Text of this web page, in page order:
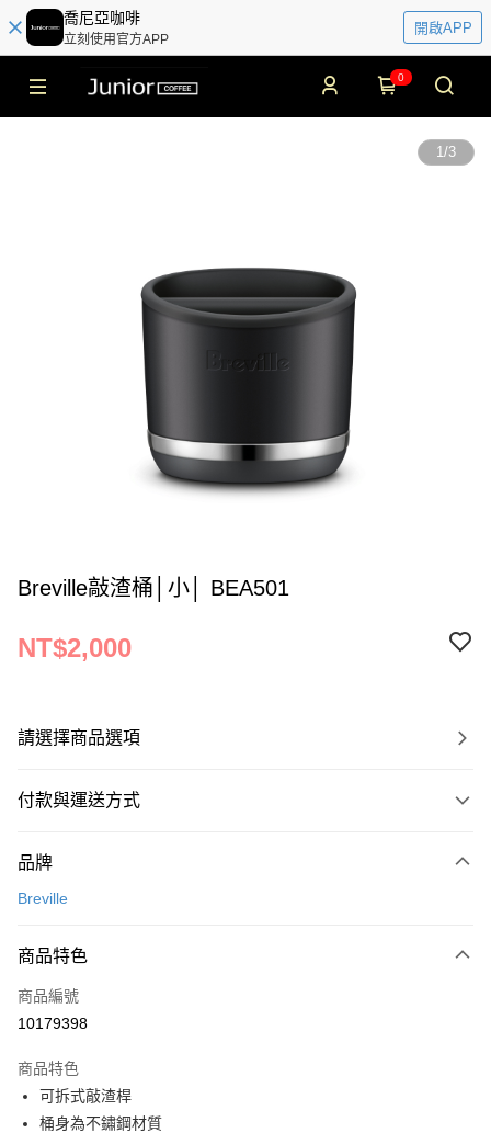
喬尼亞咖啡
立刻使用官方APP
開啟APP
0
1/3
Breville敲渣桶│小│ BEA501
NT$2,000
請選擇商品選項
付款與運送方式
信用卡一次付款
宅配
每筆NT$150
品牌
Breville
商品特色
商品編號
10179398
商品特色
可拆式敲渣桿
桶身為不鏽鋼材質